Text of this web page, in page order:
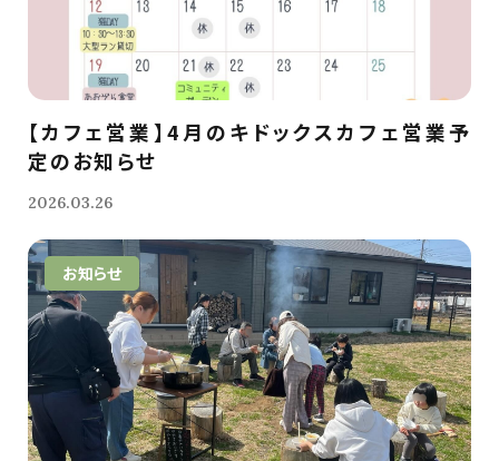
【カフェ営業】4月のキドックスカフェ営業予
定のお知らせ
2026.03.26
お知らせ